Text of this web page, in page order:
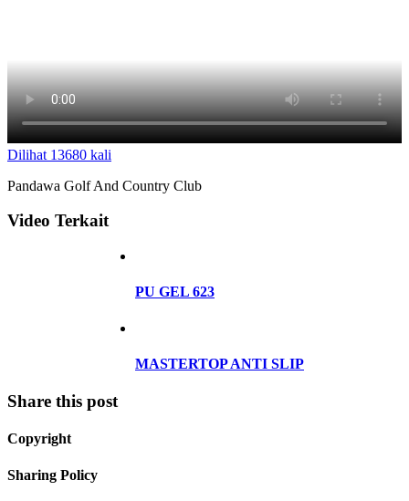
Dilihat 13680 kali
Pandawa Golf And Country Club
Video Terkait
PU GEL 623
MASTERTOP ANTI SLIP
Share this post
Copyright
Sharing Policy